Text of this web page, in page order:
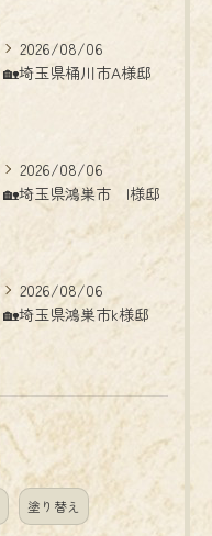
2026/08/06
🏡埼玉県桶川市A様邸
2026/08/06
🏡埼玉県鴻巣市 I様邸
2026/08/06
🏡埼玉県鴻巣市k様邸
塗り替え